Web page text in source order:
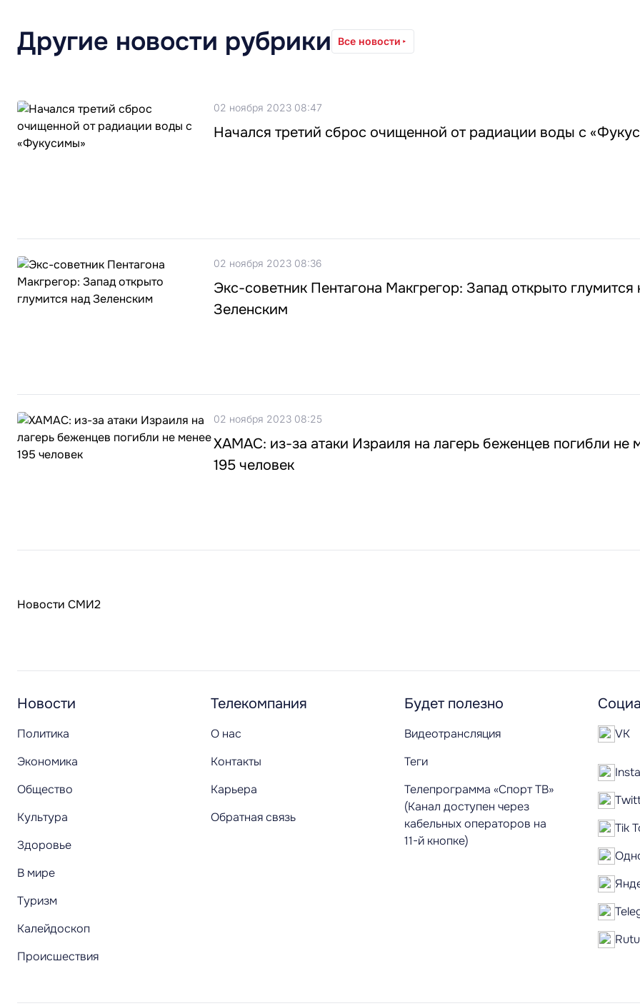
Другие новости рубрики Все новости
02 ноября 2023 08:47
Начался третий сброс очищенной от радиации воды с
02 ноября 2023 08:36
Экс-советник Пентагона Макгрегор: Запад открыто глумится
Зеленским
02 ноября 2023 08:25
ХАМАС: из-за атаки Израиля на лагерь беженцев погибли не
195 человек
Новости СМИ2
Новости
Политика
Экономика
Общество
Культура
Здоровье
В мире
Туризм
Калейдоскоп
Происшествия
Телекомпания
О нас
Контакты
Карьера
Обратная связь
Будет полезно
Видеотрансляция
Теги
Телепрограмма «Спорт ТВ»
(Канал доступен через
кабельных операторов на
11-й кнопке)
VK
Tik